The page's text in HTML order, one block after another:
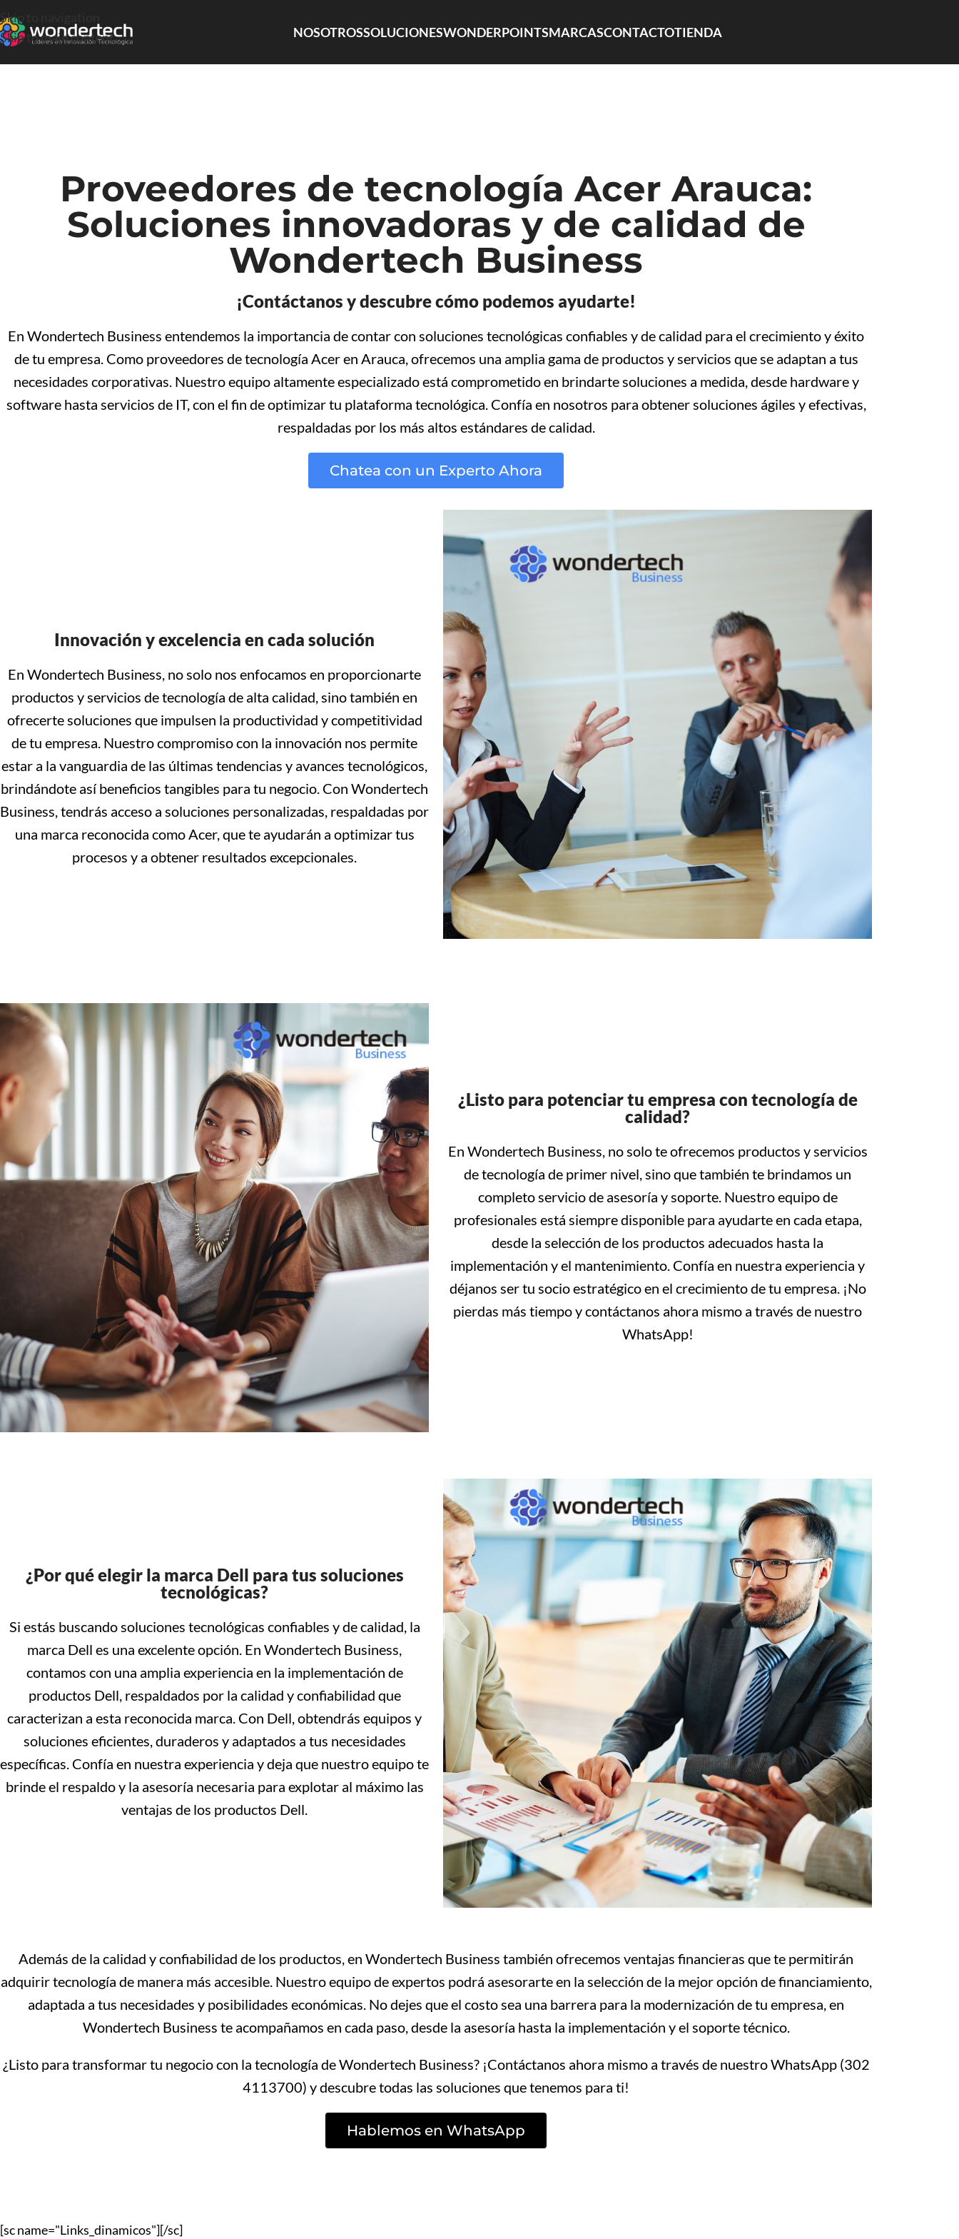
Skip to navigation
Skip to main content
NOSOTROSSOLUCIONESWONDERPOINTSMARCASCONTACTOTIENDA
Proveedores de tecnología Acer Arauca:
Soluciones innovadoras y de calidad de
Wondertech Business
¡Contáctanos y descubre cómo podemos ayudarte!
En Wondertech Business entendemos la importancia de contar con soluciones tecnológicas confiables y de calidad para el crecimiento y éxito
de tu empresa. Como proveedores de tecnología Acer en Arauca, ofrecemos una amplia gama de productos y servicios que se adaptan a tus
necesidades corporativas. Nuestro equipo altamente especializado está comprometido en brindarte soluciones a medida, desde hardware y
software hasta servicios de IT, con el fin de optimizar tu plataforma tecnológica. Confía en nosotros para obtener soluciones ágiles y efectivas,
respaldadas por los más altos estándares de calidad.
Chatea con un Experto Ahora
Innovación y excelencia en cada solución
En Wondertech Business, no solo nos enfocamos en proporcionarte
productos y servicios de tecnología de alta calidad, sino también en
ofrecerte soluciones que impulsen la productividad y competitividad
de tu empresa. Nuestro compromiso con la innovación nos permite
estar a la vanguardia de las últimas tendencias y avances tecnológicos,
brindándote así beneficios tangibles para tu negocio. Con Wondertech
Business, tendrás acceso a soluciones personalizadas, respaldadas por
una marca reconocida como Acer, que te ayudarán a optimizar tus
procesos y a obtener resultados excepcionales.
¿Listo para potenciar tu empresa con tecnología de
calidad?
En Wondertech Business, no solo te ofrecemos productos y servicios
de tecnología de primer nivel, sino que también te brindamos un
completo servicio de asesoría y soporte. Nuestro equipo de
profesionales está siempre disponible para ayudarte en cada etapa,
desde la selección de los productos adecuados hasta la
implementación y el mantenimiento. Confía en nuestra experiencia y
déjanos ser tu socio estratégico en el crecimiento de tu empresa. ¡No
pierdas más tiempo y contáctanos ahora mismo a través de nuestro
WhatsApp!
¿Por qué elegir la marca Dell para tus soluciones
tecnológicas?
Si estás buscando soluciones tecnológicas confiables y de calidad, la
marca Dell es una excelente opción. En Wondertech Business,
contamos con una amplia experiencia en la implementación de
productos Dell, respaldados por la calidad y confiabilidad que
caracterizan a esta reconocida marca. Con Dell, obtendrás equipos y
soluciones eficientes, duraderos y adaptados a tus necesidades
específicas. Confía en nuestra experiencia y deja que nuestro equipo te
brinde el respaldo y la asesoría necesaria para explotar al máximo las
ventajas de los productos Dell.
Además de la calidad y confiabilidad de los productos, en Wondertech Business también ofrecemos ventajas financieras que te permitirán
adquirir tecnología de manera más accesible. Nuestro equipo de expertos podrá asesorarte en la selección de la mejor opción de financiamiento,
adaptada a tus necesidades y posibilidades económicas. No dejes que el costo sea una barrera para la modernización de tu empresa, en
Wondertech Business te acompañamos en cada paso, desde la asesoría hasta la implementación y el soporte técnico.
¿Listo para transformar tu negocio con la tecnología de Wondertech Business? ¡Contáctanos ahora mismo a través de nuestro WhatsApp (302
4113700) y descubre todas las soluciones que tenemos para ti!
Hablemos en WhatsApp
[sc name="Links_dinamicos"][/sc]